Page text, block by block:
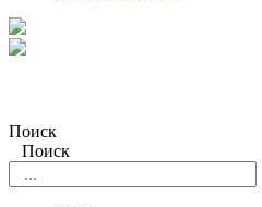
Поиск
Поиск